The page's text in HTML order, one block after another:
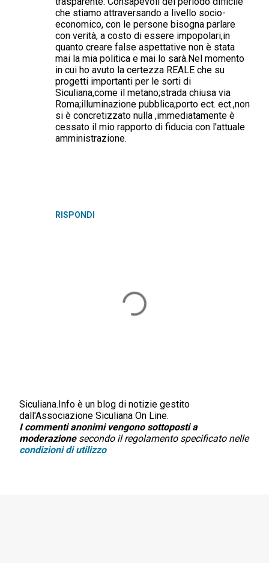
che stiamo attraversando a livello socio-
economico, con le persone bisogna parlare
con verità, a costo di essere impopolari,in
quanto creare false aspettative non è stata
mai la mia politica e mai lo sarà.Nel momento
in cui ho avuto la certezza REALE che su
progetti importanti per le sorti di
Siculiana,come il metano;strada chiusa via
Roma;illuminazione pubblica;porto ect. ect.,non
si è concretizzato nulla ,immediatamente è
cessato il mio rapporto di fiducia con l'attuale
amministrazione.
RISPONDI
P
o
s
t
a
Siculiana.Info è un blog di notizie gestito
dall'Associazione Siculiana On Line.
I commenti anonimi vengono sottoposti a
moderazionesecondo il regolamento specificato nelle
condizioni di utilizzo